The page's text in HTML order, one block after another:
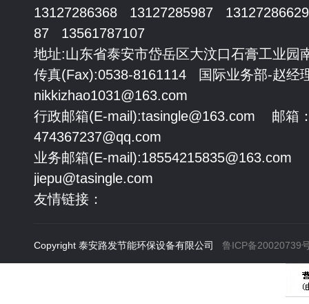
13127286368 13127285987
87 13561787107
地址:山东省泰安市岱岳区大汶口石膏工业园
传真(Fax):0538-8161114 国际业务部-赵经
nikkizhao1031@163.com
行政邮箱(E-mail):tasingle@163.com 邮箱
474367237@qq.com
业务邮箱(E-mail):18554215835@163.com
jiepu@tasingle.com
友情链接：
Copyright 泰安路发节能环保设备有限公司 鲁ICP备20020739